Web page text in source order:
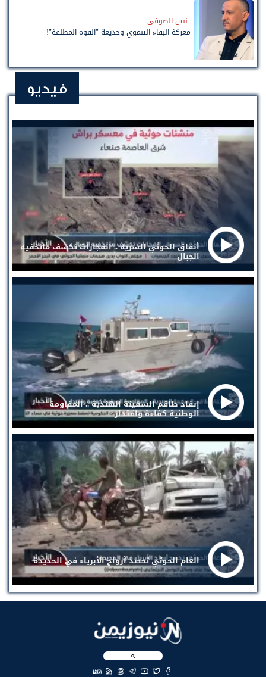
نبيل الصوفي
معركة البقاء التنموي وخديعة "القوة المطلقة"!
فيديو
أنفاق الحوثي السرية .. انفجارات تكشف ماتخفيه
الجبال
إنقاذ طاقم السفينة الهندية .. المقاومة
الوطنية كفاءة واقتدار
الغام الحوثي تحصد أرواح الأبرياء في الحديدة
EN